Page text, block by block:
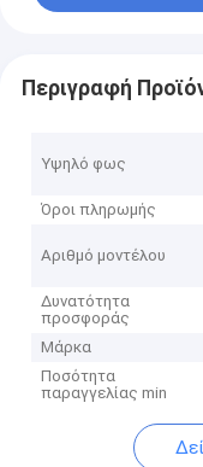
Περιγραφή
Υψηλό φως
Όροι πληρωμής
Αριθμό μοντέλου
Δυνατότητα
προσφοράς
Μάρκα
Ποσότητα
παραγγελίας min